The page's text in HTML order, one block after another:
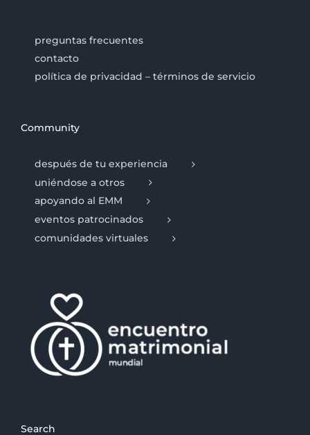
preguntas frecuentes
contacto
política de privacidad – términos de servicio
Community
después de tu experiencia
uniéndose a otros
apoyando al EMM
eventos patrocinados
comunidades virtuales
Search